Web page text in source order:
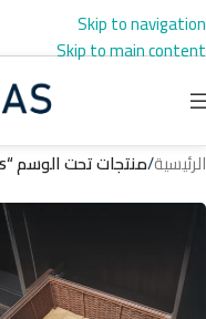
Skip to navigation
Skip to main content
الرئيسية/منتجات تحت الوسم “wardrobe accessories”